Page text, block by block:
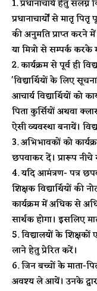
प्रधानाचार्य हेतु
प्रधानाचार्यों से मातृ
की अनुमति प्राप्त करने
या मित्रो से सम्पर्क करके
कार्यक्रम से पूर्व ही
'विद्यार्थियों के लिए
आचार्य विद्यार्थियों को
पिता कुर्सियों अथवा
ऐसी व्यवस्था बनायें।
अभिभावकों को
छपवाकर दें। प्रारूप नीचे
यदि आमंत्रण- पत्र
शिक्षक विद्यार्थियों
कार्यक्रम में अधिक से
सार्थक होगा। इसलिए
विद्यालयों के शिक्षकों
लाने हेतु प्रेरित करें।
जिन बच्चों के माता-
अवश्य ले आयें। उनके